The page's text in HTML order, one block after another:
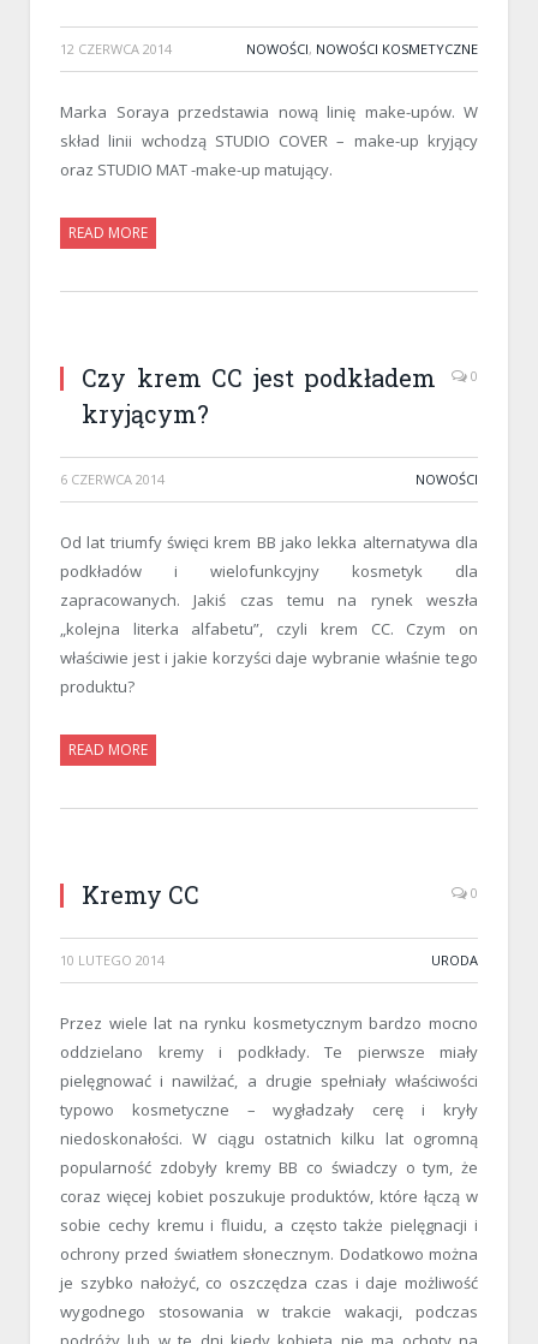
12 CZERWCA 2014 NOWOŚCI, NOWOŚCI KOSMETYCZNE
Marka Soraya przedstawia nową linię make-upów. W
skład linii wchodzą STUDIO COVER – make-up kryjący
oraz STUDIO MAT -make-up matujący.
READ MORE
Czy krem CC jest podkładem
kryjącym?
0
6 CZERWCA 2014 NOWOŚCI
Od lat triumfy święci krem BB jako lekka alternatywa dla
podkładów i wielofunkcyjny kosmetyk dla
zapracowanych. Jakiś czas temu na rynek weszła
„kolejna literka alfabetu”, czyli krem CC. Czym on
właściwie jest i jakie korzyści daje wybranie właśnie tego
produktu?
READ MORE
Kremy CC 0
10 LUTEGO 2014 URODA
Przez wiele lat na rynku kosmetycznym bardzo mocno
oddzielano kremy i podkłady. Te pierwsze miały
pielęgnować i nawilżać, a drugie spełniały właściwości
typowo kosmetyczne – wygładzały cerę i kryły
niedoskonałości. W ciągu ostatnich kilku lat ogromną
popularność zdobyły kremy BB co świadczy o tym, że
coraz więcej kobiet poszukuje produktów, które łączą w
sobie cechy kremu i fluidu, a często także pielęgnacji i
ochrony przed światłem słonecznym. Dodatkowo można
je szybko nałożyć, co oszczędza czas i daje możliwość
wygodnego stosowania w trakcie wakacji, podczas